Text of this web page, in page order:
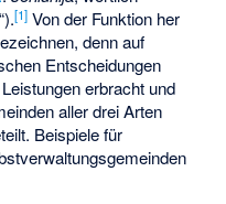
[1] Von der Funktion her
denn auf
Entscheidungen
erbracht und
aller drei Arten
Beispiele für